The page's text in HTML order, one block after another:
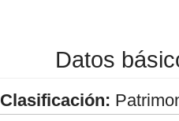
Datos
Clasificación: